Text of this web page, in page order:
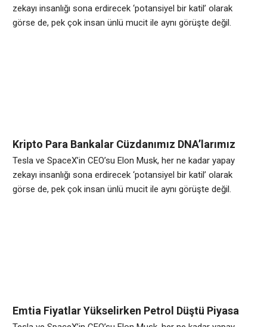
zekayı insanlığı sona erdirecek ‘potansiyel bir katil’ olarak
görse de, pek çok insan ünlü mucit ile aynı görüşte değil.
Kripto Para Bankalar Cüzdanımız DNA’larımız
Kodlanabilir Mi?
Tesla ve SpaceX’in CEO’su Elon Musk, her ne kadar yapay
zekayı insanlığı sona erdirecek ‘potansiyel bir katil’ olarak
görse de, pek çok insan ünlü mucit ile aynı görüşte değil.
Emtia Fiyatlar Yükselirken Petrol Düştü Piyasa